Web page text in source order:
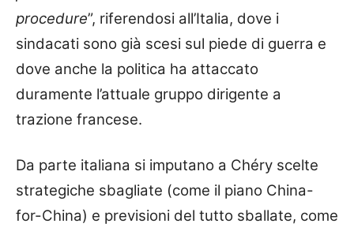
procedure”, riferendosi all’Italia, dove i
sindacati sono già scesi sul piede di guerra e
dove anche la politica ha attaccato
duramente l’attuale gruppo dirigente a
trazione francese.
Da parte italiana si imputano a Chéry scelte
strategiche sbagliate (come il piano China-
for-China) e previsioni del tutto sballate, come